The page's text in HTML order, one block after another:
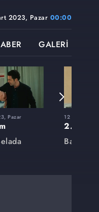
2023, Pazar 00:00
GALERİ
Pazar 12 Mart 2023,
2. Bölüm
Başım